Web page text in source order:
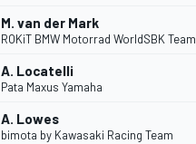
M. van der Mark
ROKiT BMW Motorrad WorldSBK Team
A. Locatelli
Pata Maxus Yamaha
A. Lowes
bimota by Kawasaki Racing Team